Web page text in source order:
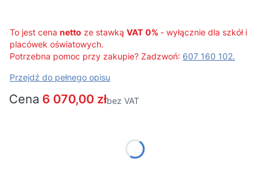
To jest cena netto ze stawką VAT 0% - wyłącznie dla szkół i
placówek oświatowych.
Potrzebna pomoc przy zakupie? Zadzwoń: 607 160 102.
Przejdź do pełnego opisu
Cena 6 070,00 złbez VAT
0% VAT Szkoły i placówki oświatowe RSPO (*)